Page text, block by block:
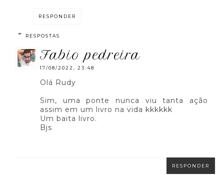
RESPONDER
RESPOSTAS
fabio pedreira
17/08/2022, 23:48
Olá Rudy
Sim, uma ponte nunca viu tanta ação
assim em um livro na vida kkkkkk
Um baita livro.
Bjs
RESPONDER